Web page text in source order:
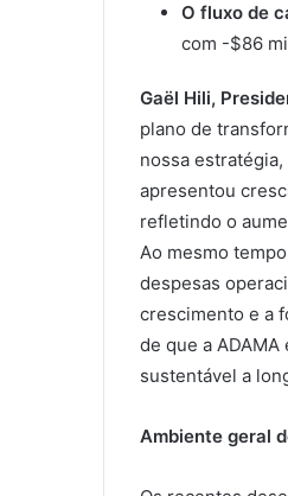
O fluxo de
com -$86
Gaël Hili,
plano de
nossa
apresentou
refletindo o
Ao mesmo
despesas
crescimento e a
de que a
sustentável a
Ambiente geral